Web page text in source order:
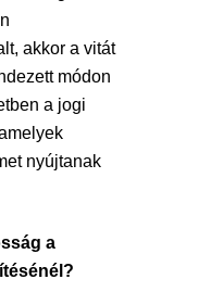
akkor a vitát
módon
a jogi
nyújtanak
a